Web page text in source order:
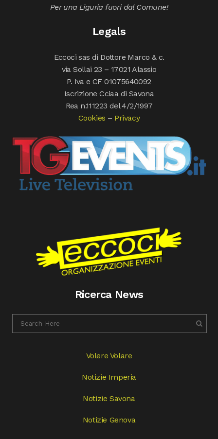
Per una Liguria fuori dal Comune!
Legals
Eccoci sas di Dottore Marco & c.
via Sollai 23 – 17021 Alassio
P. Iva e CF 01075640092
Iscrizione Cciaa di Savona
Rea n.111223 del 4/2/1997
Cookies – Privacy
Ricerca News
Volere Volare
Notizie Imperia
Notizie Savona
Notizie Genova